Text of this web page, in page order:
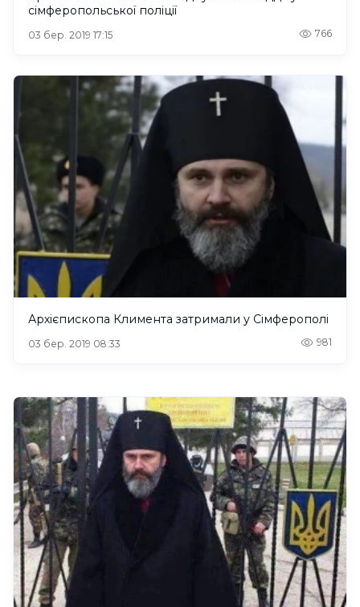
сімферопольської поліції
03 бер. 2019 17:15 766
Архієпископа Климента затримали у Сімферополі
03 бер. 2019 08:33 981